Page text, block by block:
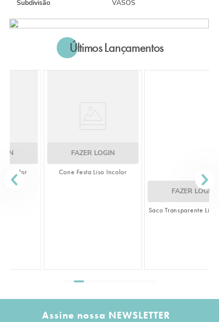
Subdivisão VASOS
Últimos Lançamentos
FAZER LOGIN
Cone Festa Liso Incolor Saco Transparente Liso Incolor
Assine nossa NEWSLETTER